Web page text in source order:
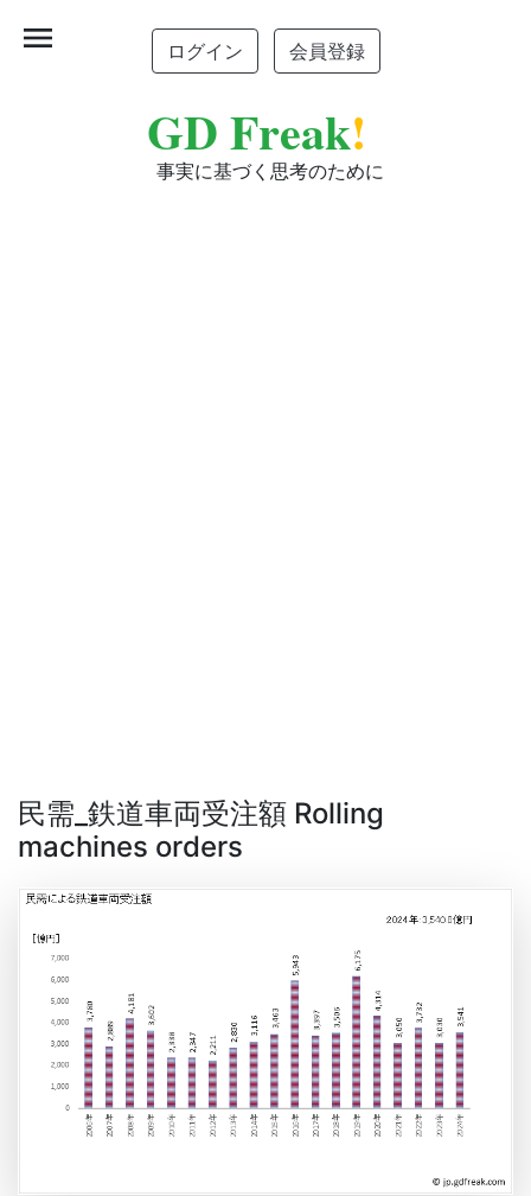
ログイン 会員登録
GD Freak!
事実に基づく思考のために
menu
民需_鉄道車両受注額 Rolling
machines orders